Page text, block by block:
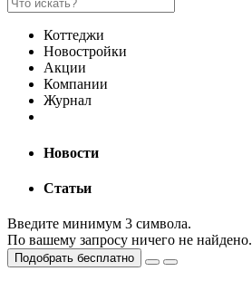
Коттеджи
Новостройки
Акции
Компании
Журнал
Новости
Статьи
Введите минимум 3 символа.
По вашему запросу ничего не найдено.
Подобрать бесплатно